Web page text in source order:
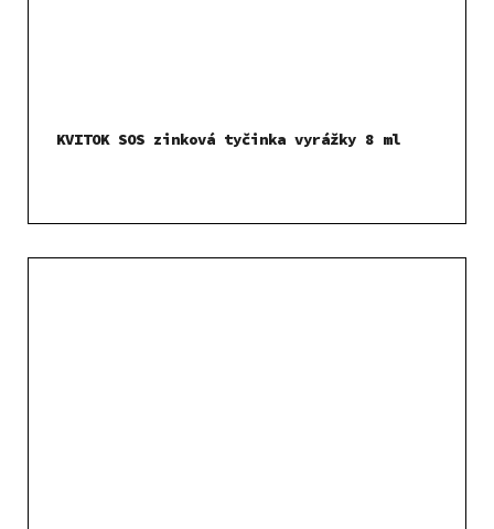
KVITOK SOS zinková tyčinka vyrážky 8 ml